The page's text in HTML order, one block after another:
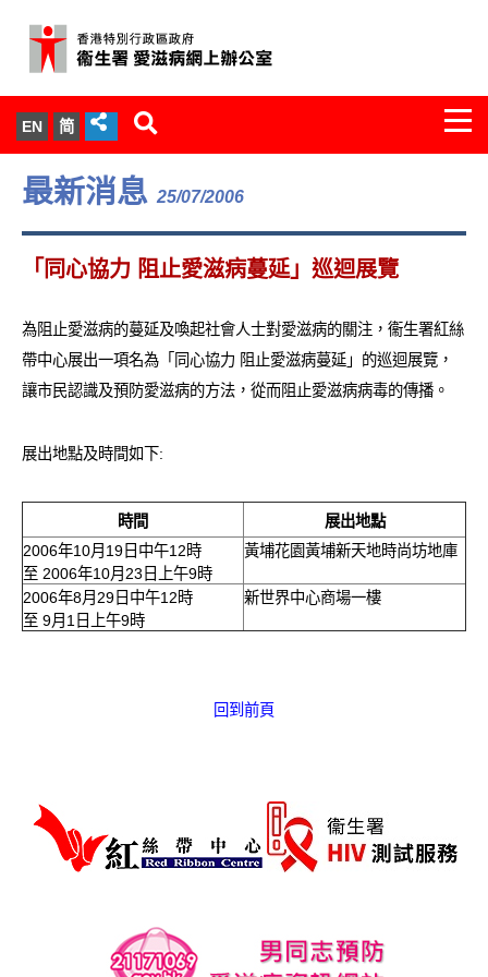
EN 简
關於我們
服務範圍
新聞發佈
愛滋病病毒感染與醫護人員專家組
愛滋病呈報表格
其他
最新消息 25/07/2006
「同心協力 阻止愛滋病蔓延」巡迴展覽
為阻止愛滋病的蔓延及喚起社會人士對愛滋病的關注，衞生署紅絲
帶中心展出一項名為「同心協力 阻止愛滋病蔓延」的巡迴展覽，
讓市民認識及預防愛滋病的方法，從而阻止愛滋病病毒的傳播。
展出地點及時間如下:
時間
展出地點
2006年10月19日中午12時
至 2006年10月23日上午9時
黃埔花園黃埔新天地時尚坊地庫
2006年8月29日中午12時
至 9月1日上午9時
新世界中心商場一樓
回到前頁